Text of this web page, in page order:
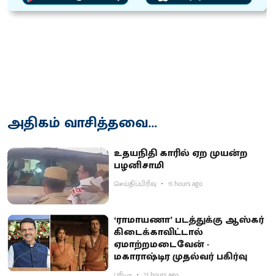
அதிகம் வாசித்தவை...
உதயநிதி காரில் ஏற முயன்ற
பழனிசாமி
செய்திப்பிரிவு 15 hours ago
‘ராமாயணா’ படத்துக்கு ஆஸ்கர்
கிடைக்காவிட்டால்
ஏமாற்றமடைவேன் -
மகாராஷ்டிர முதல்வர் பகிர்வு